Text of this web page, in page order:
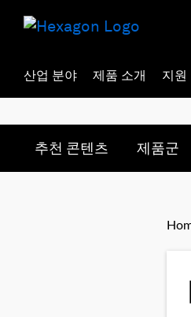
산업 분야 제품 소개 지원
추천 콘텐츠 제품군